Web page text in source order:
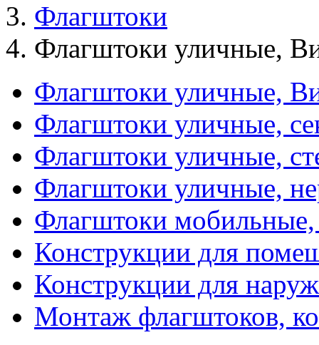
Флагштоки
Флагштоки уличные,
Флагштоки уличные,
Флагштоки уличные,
Флагштоки уличные,
Флагштоки уличные,
Флагштоки
Конструкции для
Конструкции для
Монтаж флагштоков,